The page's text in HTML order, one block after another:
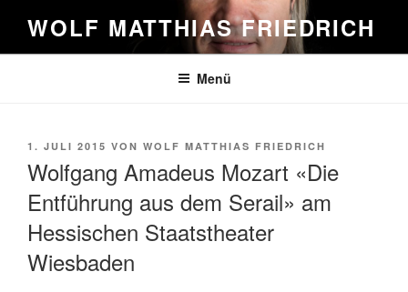
Inhalt
springen
WOLF MATTHIAS FRIEDRICH
Menü
VERÖFFENTLICHT
1. JULI 2015 VON WOLF MATTHIAS FRIEDRICH
Wolfgang Amadeus Mozart «Die
Entführung aus dem Serail» am
Hessischen Staatstheater
Wiesbaden